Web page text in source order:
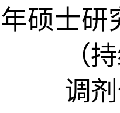
年硕士研
（
调